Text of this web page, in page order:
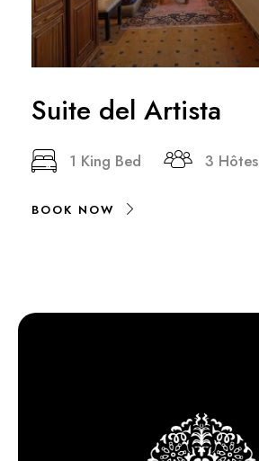
Suite del Artista
1 King Bed 3 Hôtes
BOOK NOW